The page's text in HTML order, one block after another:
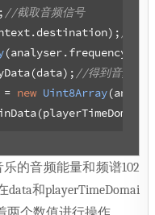
//截取音频信号
.destination); //声
(analyser.
(data); //得到音频能
= new Uint8Array(
(
的音频能量和频谱102
和playerTimeDomai